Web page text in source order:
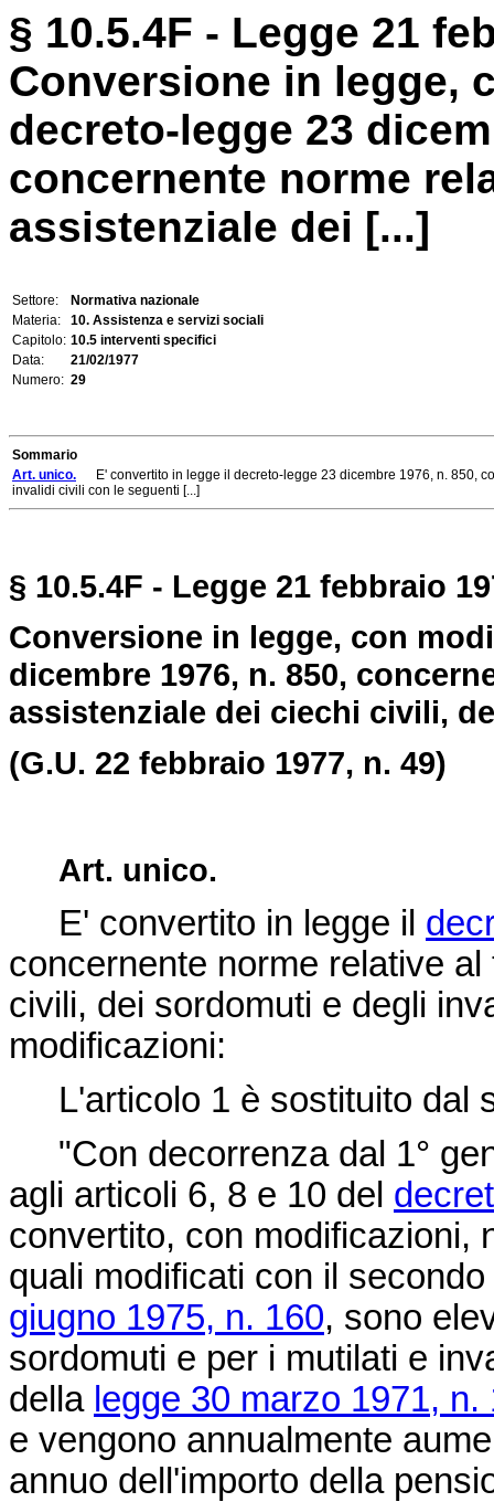
§ 10.5.4F - Legge 21
Conversione in legge,
decreto-legge 23
concernente norme
assistenziale dei [...]
Settore:
Normativa nazionale
Materia:
10. Assistenza e servizi sociali
Capitolo: 10.5 interventi specifici
Data:
21/02/1977
Numero: 29
Sommario
Art. unico. E' convertito in legge il decreto-legge 23 dicembre 1976, n. 850,
invalidi civili con le seguenti [...]
§ 10.5.4F - Legge 21 febbraio
Conversione in legge, con
dicembre 1976, n. 850,
assistenziale dei ciechi civili,
(G.U. 22 febbraio 1977, n. 49)
Art. unico.
E' convertito in legge il
concernente norme relative
civili, dei sordomuti e degli
modificazioni:
L'articolo 1 è sostituito dal
"Con decorrenza dal 1°
agli articoli 6, 8 e 10 del
convertito, con modificazioni,
quali modificati con il
giugno 1975, n. 160, sono
sordomuti e per i mutilati e
della legge 30 marzo 1971, n.
e vengono annualmente
annuo dell'importo della